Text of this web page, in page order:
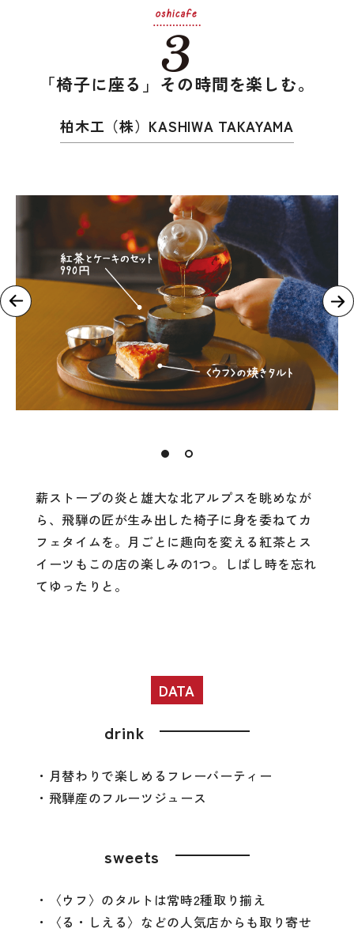
「椅子に座る」その時間を楽しむ。
柏木工（株）KASHIWA TAKAYAMA
薪ストーブの炎と雄大な北アルプスを眺めなが
ら、飛騨の匠が生み出した椅子に身を委ねてカ
フェタイムを。月ごとに趣向を変える紅茶とス
イーツもこの店の楽しみの1つ。しばし時を忘れ
てゆったりと。
DATA
drink
・月替わりで楽しめるフレーバーティー
・飛騨産のフルーツジュース
sweets
・〈ウフ〉のタルトは常時2種取り揃え
・〈る・しえる〉などの人気店からも取り寄せ